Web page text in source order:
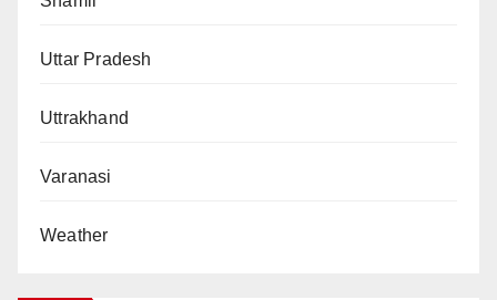
Uttar Pradesh
Uttrakhand
Varanasi
Weather